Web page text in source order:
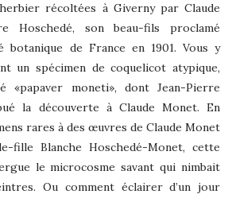
récoltées à Giverny par Claude
Hoschedé, son beau-fils proclamé
botanique de France en 1901. Vous y
un spécimen de coquelicot atypique,
«papaver moneti», dont Jean-Pierre
la découverte à Claude Monet. En
rares à des œuvres de Claude Monet
fille Blanche Hoschedé-Monet, cette
le microcosme savant qui nimbait
Ou comment éclairer d’un jour